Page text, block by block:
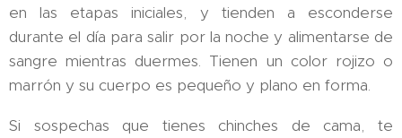
en las etapas iniciales, y tienden a esconderse
durante el día para salir por la noche y alimentarse de
sangre mientras duermes. Tienen un color rojizo o
marrón y su cuerpo es pequeño y plano en forma.
Si sospechas que tienes chinches de cama, te